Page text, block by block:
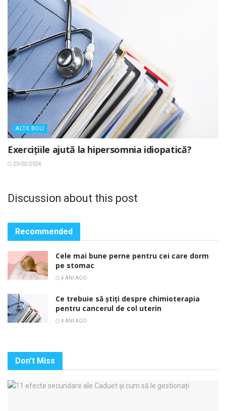
ALTE BOLI
Exercițiile ajută la hipersomnia idiopatică?
23/02/2024
Discussion about this post
Recommended
Cele mai bune perne pentru cei care dorm
pe stomac
4 ANI AGO
Ce trebuie să știți despre chimioterapia
pentru cancerul de col uterin
4 ANI AGO
Don't Miss